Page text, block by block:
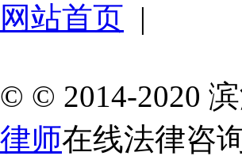
网站首页 |
© © 2014-2020
律师在线法律咨询